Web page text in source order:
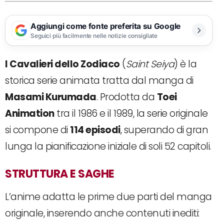
Aggiungi come fonte preferita su Google
Seguici più facilmente nelle notizie consigliate
I Cavalieri dello Zodiaco (Saint Seiya) è la
storica serie animata tratta dal manga di
Masami Kurumada. Prodotta da Toei
Animationtra il 1986 e il 1989, la serie originale
si compone di 114 episodi, superando di gran
lunga la pianificazione iniziale di soli 52 capitoli.
STRUTTURA E SAGHE
L’anime adatta le prime due parti del manga
originale, inserendo anche contenuti inediti: